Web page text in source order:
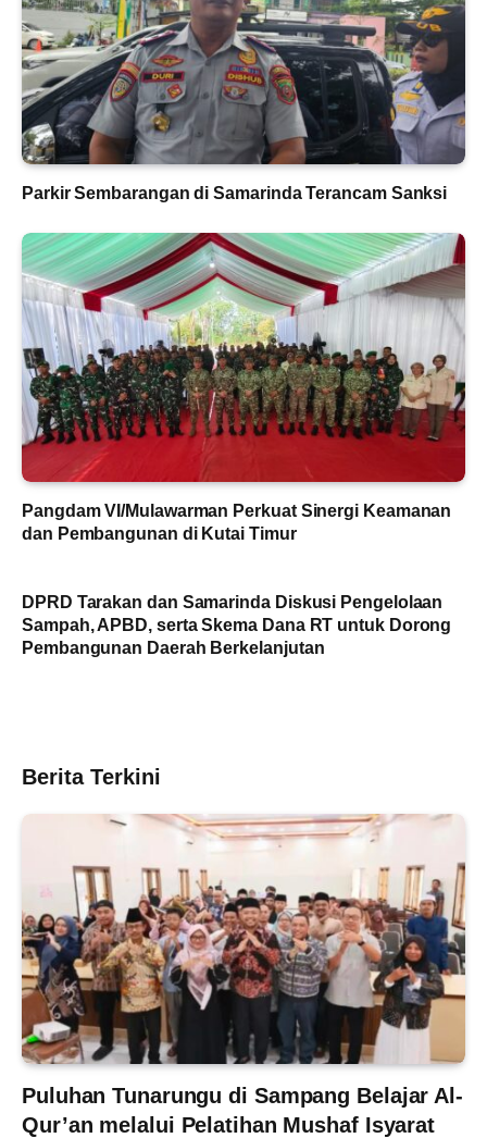
Parkir Sembarangan di Samarinda Terancam Sanksi
Pangdam VI/Mulawarman Perkuat Sinergi Keamanan
dan Pembangunan di Kutai Timur
DPRD Tarakan dan Samarinda Diskusi Pengelolaan
Sampah, APBD, serta Skema Dana RT untuk Dorong
Pembangunan Daerah Berkelanjutan
Berita Terkini
Puluhan Tunarungu di Sampang Belajar Al-
Qur’an melalui Pelatihan Mushaf Isyarat